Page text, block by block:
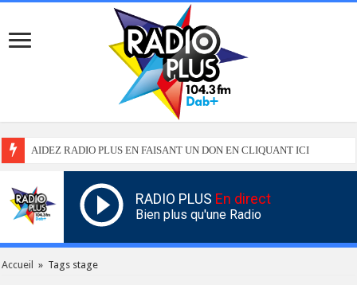
AIDEZ RADIO PLUS EN FAISANT UN DON EN CLIQUANT ICI
RADIO PLUS En direct
Bien plus qu'une Radio
Accueil » Tags stage